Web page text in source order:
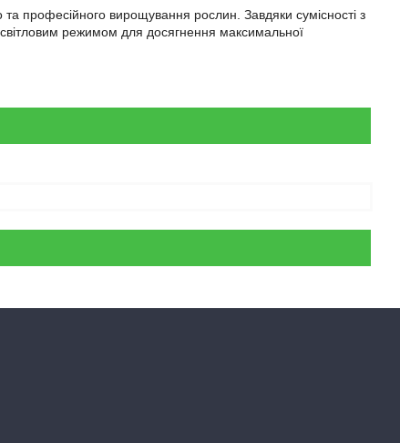
професійного вирощування рослин. Завдяки сумісності з
режимом для досягнення максимальної